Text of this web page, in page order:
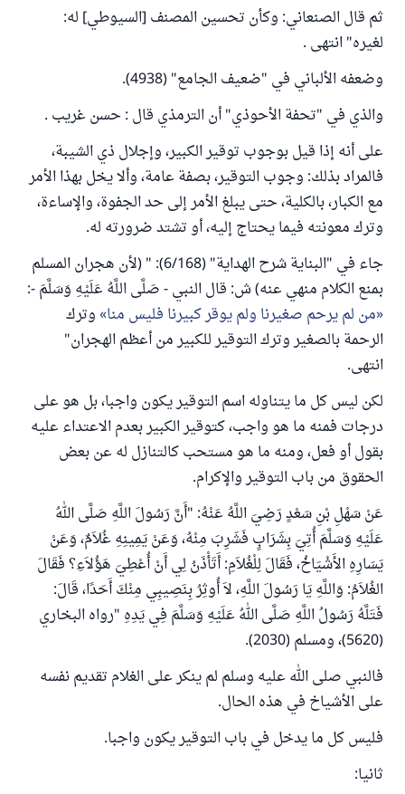
ثم قال الصنعاني: وكأن تحسين المصنف [السيوطي] له:
لغيره" انتهى .
وضعفه الألباني في "ضعيف الجامع" (4938).
والذي في "تحفة الأحوذي" أن الترمذي قال : حسن غريب .
على أنه إذا قيل بوجوب توقير الكبير، وإجلال ذي الشيبة،
فالمراد بذلك: وجوب التوقير، بصفة عامة، وألا يخل بهذا الأمر
مع الكبار، بالكلية، حتى يبلغ الأمر إلى حد الجفوة، والإساءة،
وترك معونته فيما يحتاج إليه، أو تشتد ضرورته له.
جاء في "البناية شرح الهداية" (6/168): " (لأن هجران المسلم
بمنع الكلام منهي عنه) ش: قال النبي - صَلَّى اللَّهُ عَلَيْهِ وَسَلَّمَ -:
من لم يرحم صغيرنا ولم يوقر كبيرنا فليس منا وترك
الرحمة بالصغير وترك التوقير للكبير من أعظم الهجران"
انتهى.
لكن ليس كل ما يتناوله اسم التوقير يكون واجبا، بل هو على
درجات فمنه ما هو واجب، كتوقير الكبير بعدم الاعتداء عليه
بقول أو فعل، ومنه ما هو مستحب كالتنازل له عن بعض
الحقوق من باب التوقير والإكرام.
عَنْ سَهْلِ بْنِ سَعْدٍ رَضِيَ اللَّهُ عَنْهُ: "أَنَّ رَسُولَ اللَّهِ صَلَّى اللهُ
عَلَيْهِ وَسَلَّمَ أُتِيَ بِشَرَابٍ فَشَرِبَ مِنْهُ، وَعَنْ يَمِينِهِ غُلاَمٌ، وَعَنْ
يَسَارِهِ الأَشْيَاخُ، فَقَالَ لِلْغُلاَمِ: أَتَأْذَنُ لِي أَنْ أُعْطِيَ هَؤُلاَءِ؟ فَقَالَ
الغُلاَمُ: وَاللَّهِ يَا رَسُولَ اللَّهِ، لاَ أُوثِرُ بِنَصِيبِي مِنْكَ أَحَدًا، قَالَ:
فَتَلَّهُ رَسُولُ اللَّهِ صَلَّى اللهُ عَلَيْهِ وَسَلَّمَ فِي يَدِهِ "رواه البخاري
(5620)، ومسلم (2030).
فالنبي صلى الله عليه وسلم لم ينكر على الغلام تقديم نفسه
على الأشياخ في هذه الحال.
فليس كل ما يدخل في باب التوقير يكون واجبا.
ثانيا: